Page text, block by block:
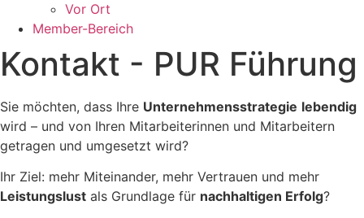
Vor Ort
Member-Bereich
Kontakt - PUR Führung
Sie möchten, dass Ihre Unternehmensstrategie lebendig
wird – und von Ihren Mitarbeiterinnen und Mitarbeitern
getragen und umgesetzt wird?
Ihr Ziel: mehr Miteinander, mehr Vertrauen und mehr
Leistungslust als Grundlage für nachhaltigen Erfolg?